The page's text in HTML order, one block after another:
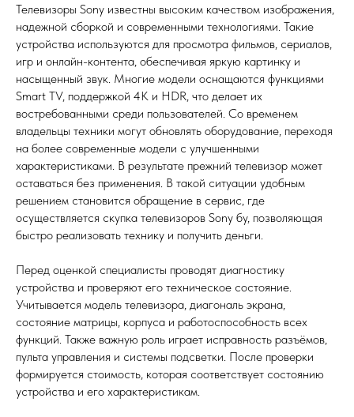
Телевизоры Sony известны высоким качеством изображения,
надежной сборкой и современными технологиями. Такие
устройства используются для просмотра фильмов, сериалов,
игр и онлайн-контента, обеспечивая яркую картинку и
насыщенный звук. Многие модели оснащаются функциями
Smart TV, поддержкой 4K и HDR, что делает их
востребованными среди пользователей. Со временем
владельцы техники могут обновлять оборудование, переходя
на более современные модели с улучшенными
характеристиками. В результате прежний телевизор может
оставаться без применения. В такой ситуации удобным
решением становится обращение в сервис, где
осуществляется скупка телевизоров Sony бу, позволяющая
быстро реализовать технику и получить деньги.
Перед оценкой специалисты проводят диагностику
устройства и проверяют его техническое состояние.
Учитывается модель телевизора, диагональ экрана,
состояние матрицы, корпуса и работоспособность всех
функций. Также важную роль играет исправность разъёмов,
пульта управления и системы подсветки. После проверки
формируется стоимость, которая соответствует состоянию
устройства и его характеристикам.